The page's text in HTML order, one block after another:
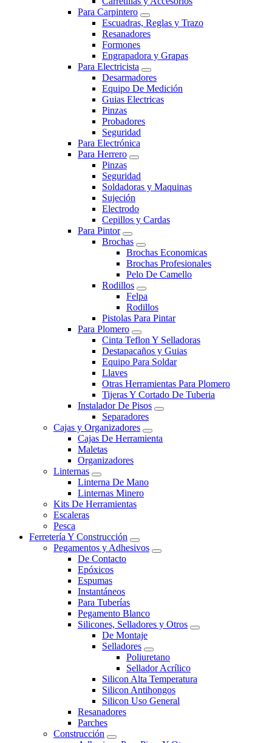
Para Carpintero
Escuadras, Reglas y Trazo
Resanadores
Formones
Engrapadora y Grapas
Para Electricista
Desarmadores
Equipo De Medición
Guias Electricas
Pinzas
Probadores
Seguridad
Para Electrónica
Para Herrero
Pinzas
Seguridad
Soldadoras y Maquinas
Sujeción
Electrodo
Cepillos y Cardas
Para Pintor
Brochas
Brochas Economicas
Brochas Profesionales
Pelo De Camello
Rodillos
Felpa
Rodillos
Pistolas Para Pintar
Para Plomero
Cinta Teflon Y Selladoras
Destapacaños y Guias
Equipo Para Soldar
Llaves
Otras Herramientas Para Plomero
Tijeras Y Cortado De Tuberia
Instalador De Pisos
Separadores
Cajas y Organizadores
Cajas De Herramienta
Maletas
Organizadores
Linternas
Linterna De Mano
Linternas Minero
Kits De Herramientas
Escaleras
Pesca
Ferretería Y Construcción
Pegamentos y Adhesivos
De Contacto
Epóxicos
Espumas
Instantáneos
Para Tuberías
Pegamento Blanco
Silicones, Selladores y Otros
De Montaje
Selladores
Poliuretano
Sellador Acrílico
Silicon Alta Temperatura
Silicon Antihongos
Silicon Uso General
Resanadores
Parches
Construcción